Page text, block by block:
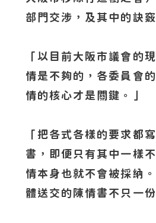
部門交涉，及其中的訣竅
「以目前大阪市議會的
情是不夠的，各委員會
情的核心才是關鍵。」
「把各式各樣的要求都
書，即便只有其中一樣
情本身也就不會被採納
體送交的陳情書不只一份